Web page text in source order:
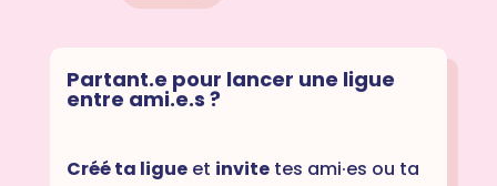
Partant.e pour lancer une ligue
entre ami.e.s ?
Créé ta ligueet invitetes ami·es ou ta